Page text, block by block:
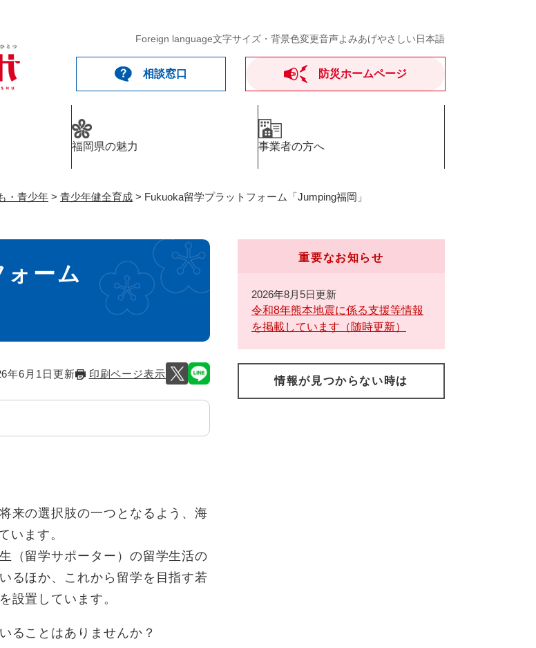
Foreign language文字サイズ・背景色変更音声よみあげやさしい日本語
相談窓口 防災ホームページ
福岡県の魅力 事業者の方へ
・青少年 > 青少年健全育成 > Fukuoka留学プラットフォーム「Jumping福岡」
ーム
年6月1日更新 印刷ページ表示
来の選択肢の一つとなるよう、海
います。
（留学サポーター）の留学生活の
るほか、これから留学を目指す若
設置しています。
ることはありませんか？
重要なお知らせ
2026年8月5日更新
令和8年熊本地震に係る支援等情報
を掲載しています（随時更新）
情報が見つからない時は